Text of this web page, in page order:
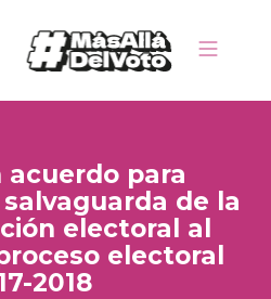
para
de la
electoral al
electoral
2018